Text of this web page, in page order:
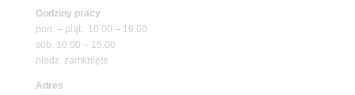
Godziny pracy
pon. – piąt. 10.00 – 19.00
sob. 10.00 – 15.00
niedz. zamknięte
Adres